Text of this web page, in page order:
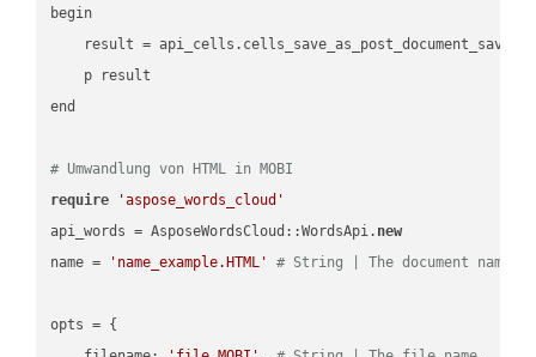
begin
result =
    p result
end
# Umwandlung von HTML in MOBI
require
'aspose_words_cloud'
api_words = AsposeWordsCloud::WordsApi. new
name =
'name_example.HTML' # String | The document name.
opts = {